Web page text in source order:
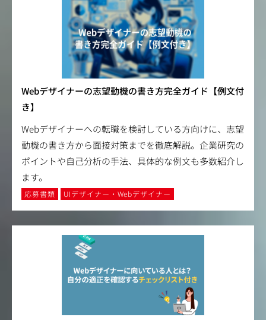
Webデザイナーの志望動機の書き方完全ガイド【例文付
き】
Webデザイナーへの転職を検討している方向けに、志望
動機の書き方から面接対策までを徹底解説。企業研究の
ポイントや自己分析の手法、具体的な例文も多数紹介し
ます。
応募書類 UIデザイナー・Webデザイナー